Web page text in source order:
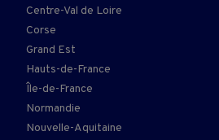
Centre-Val de Loire
Corse
Grand Est
Hauts-de-France
Île-de-France
Normandie
Nouvelle-Aquitaine